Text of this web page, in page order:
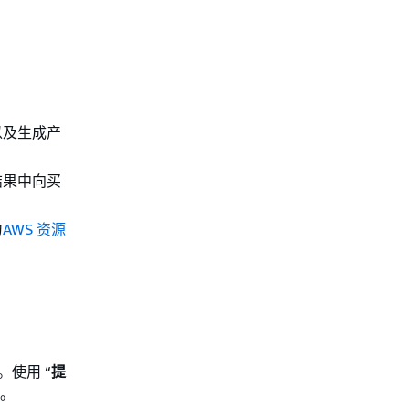
生成产
中向买
AWS 资源
使用 “提